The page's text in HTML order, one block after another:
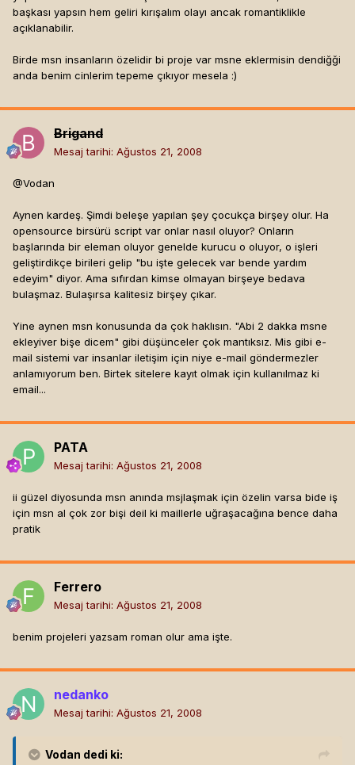
başkası yapsın hem geliri kırışalım olayı ancak romantiklikle
açıklanabilir.
Birde msn insanların özelidir bi proje var msne eklermisin dendiğği
anda benim cinlerim tepeme çıkıyor mesela :)
Brigand
Mesaj tarihi: Ağustos 21, 2008
@Vodan
Aynen kardeş. Şimdi beleşe yapılan şey çocukça birşey olur. Ha
opensource birsürü script var onlar nasıl oluyor? Onların
başlarında bir eleman oluyor genelde kurucu o oluyor, o işleri
geliştirdikçe birileri gelip "bu işte gelecek var bende yardım
edeyim" diyor. Ama sıfırdan kimse olmayan birşeye bedava
bulaşmaz. Bulaşırsa kalitesiz birşey çıkar.
Yine aynen msn konusunda da çok haklısın. "Abi 2 dakka msne
ekleyiver bişe dicem" gibi düşünceler çok mantıksız. Mis gibi e-
mail sistemi var insanlar iletişim için niye e-mail göndermezler
anlamıyorum ben. Birtek sitelere kayıt olmak için kullanılmaz ki
email...
PATA
Mesaj tarihi: Ağustos 21, 2008
ii güzel diyosunda msn anında msjlaşmak için özelin varsa bide iş
için msn al çok zor bişi deil ki maillerle uğraşacağına bence daha
pratik
Ferrero
Mesaj tarihi: Ağustos 21, 2008
benim projeleri yazsam roman olur ama işte.
nedanko
Mesaj tarihi: Ağustos 21, 2008
Vodan dedi ki: